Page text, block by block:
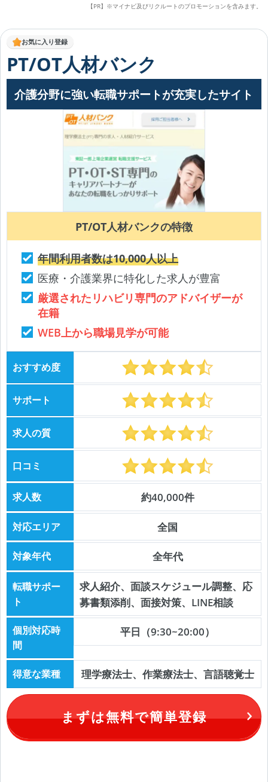
【PR】※マイナビ及びリクルートのプロモーションを含みます。
お気に入り登録
PT/OT人材バンク
介護分野に強い転職サポートが充実したサイト
PT/OT人材バンクの特徴
年間利用者数は10,000人以上
医療・介護業界に特化した求人が豊富
厳選されたリハビリ専門のアドバイザーが
在籍
WEB上から職場見学が可能
おすすめ度
サポート
求人の質
口コミ
求人数 約40,000件
対応エリア 全国
対象年代 全年代
転職サポー
ト
求人紹介、面談スケジュール調整、応
募書類添削、面接対策、LINE相談
個別対応時
間
平日（9:30~20:00）
得意な業種 理学療法士、作業療法士、言語聴覚士
まずは無料で簡単登録